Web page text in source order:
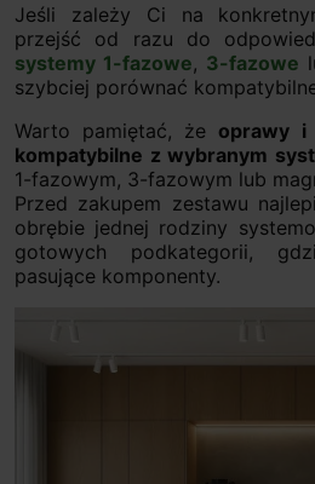
Jeśli zależy Ci na
przejść od razu do
systemy 1-fazowe, 3-fazowe
szybciej porównać
Warto pamiętać, że oprawy i
kompatybilne z wybranym
1-fazowym, 3-fazowym lub
Przed zakupem zestawu
obrębie jednej rodziny
gotowych podkategorii,
pasujące komponenty.